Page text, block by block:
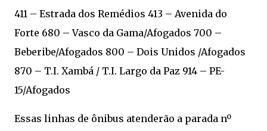
411 – Estrada dos Remédios 413 – Avenida do
Forte 680 – Vasco da Gama/Afogados 700 –
Beberibe/Afogados 800 – Dois Unidos /Afogados
870 – T.I. Xambá / T.I. Largo da Paz 914 – PE-
15/Afogados
Essas linhas de ônibus atenderão a parada nº